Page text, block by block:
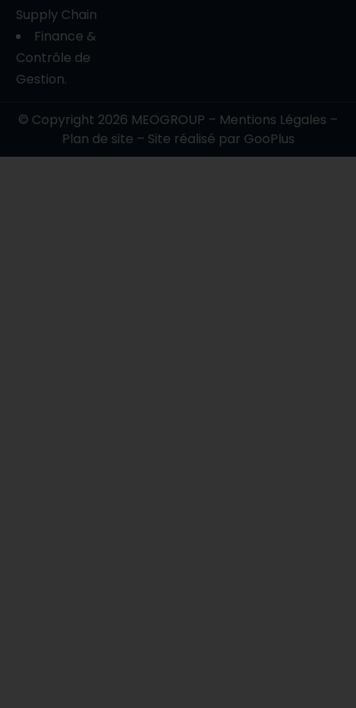
Supply Chain
Finance &
Contrôle de
Gestion.
© Copyright 2026 MEOGROUP – Mentions Légales –
Plan de site – Site réalisé par GooPlus